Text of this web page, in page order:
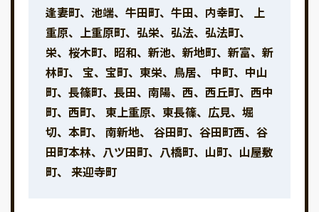
逢妻町、池端、牛田町、牛田、内幸町、 上
重原、上重原町、弘栄、弘法、弘法町、
栄、桜木町、昭和、新池、新地町、新富、新
林町、 宝、宝町、東栄、鳥居、 中町、中山
町、長篠町、長田、南陽、西、西丘町、西中
町、西町、 東上重原、東長篠、広見、堀
切、本町、 南新地、 谷田町、谷田町西、谷
田町本林、八ツ田町、八橋町、山町、山屋敷
町、 来迎寺町